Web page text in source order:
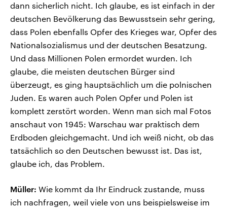
dann sicherlich nicht. Ich glaube, es ist einfach in der
deutschen Bevölkerung das Bewusstsein sehr gering,
dass Polen ebenfalls Opfer des Krieges war, Opfer des
Nationalsozialismus und der deutschen Besatzung.
Und dass Millionen Polen ermordet wurden. Ich
glaube, die meisten deutschen Bürger sind
überzeugt, es ging hauptsächlich um die polnischen
Juden. Es waren auch Polen Opfer und Polen ist
komplett zerstört worden. Wenn man sich mal Fotos
anschaut von 1945: Warschau war praktisch dem
Erdboden gleichgemacht. Und ich weiß nicht, ob das
tatsächlich so den Deutschen bewusst ist. Das ist,
glaube ich, das Problem.
Müller: Wie kommt da Ihr Eindruck zustande, muss
ich nachfragen, weil viele von uns beispielsweise im